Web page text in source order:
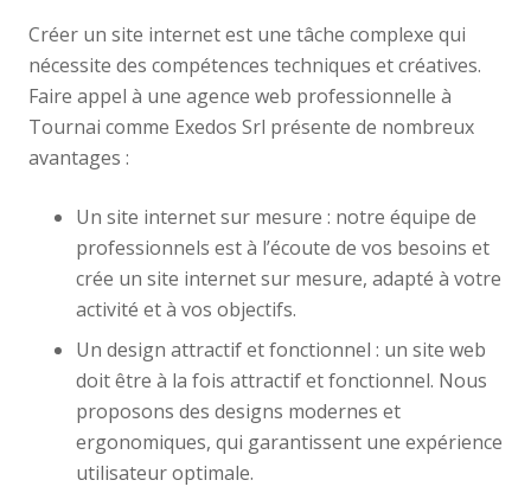
Créer un site internet est une tâche complexe qui
nécessite des compétences techniques et créatives.
Faire appel à une agence web professionnelle à
Tournai comme Exedos Srl présente de nombreux
avantages :
Un site internet sur mesure : notre équipe de
professionnels est à l’écoute de vos besoins et
crée un site internet sur mesure, adapté à votre
activité et à vos objectifs.
Un design attractif et fonctionnel : un site web
doit être à la fois attractif et fonctionnel. Nous
proposons des designs modernes et
ergonomiques, qui garantissent une expérience
utilisateur optimale.